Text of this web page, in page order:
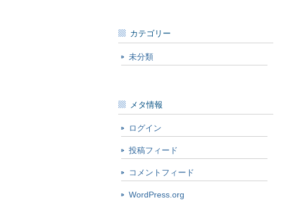
カテゴリー
未分類
メタ情報
ログイン
投稿フィード
コメントフィード
WordPress.org